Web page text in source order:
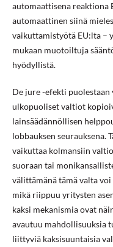
automaattisena reaktiona
automaattinen siinä
vaikuttamistyötä EU:lta –
mukaan muotoiltuja
hyödyllistä.
De jure -efekti
ulkopuoliset valtiot
lainsäädännöllisen
lobbauksen seurauksena.
vaikuttaa kolmansiin
suoraan tai
välittämänä tämä valta
mikä riippuu yritysten
kaksi mekanismia ovat
avautuu mahdollisuuksia
liittyviä kaksisuuntaisia